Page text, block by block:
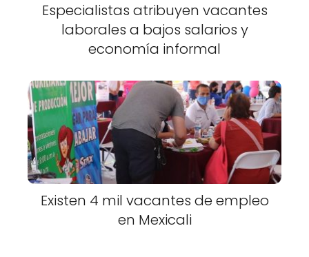
Especialistas atribuyen vacantes
laborales a bajos salarios y
economía informal
Existen 4 mil vacantes de empleo
en Mexicali